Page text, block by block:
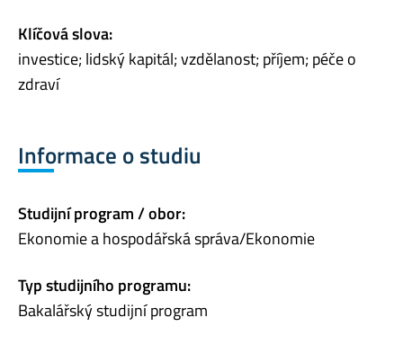
Klíčová slova:
investice; lidský kapitál; vzdělanost; příjem; péče o
zdraví
Informace o studiu
Studijní program / obor:
Ekonomie a hospodářská správa/Ekonomie
Typ studijního programu:
Bakalářský studijní program